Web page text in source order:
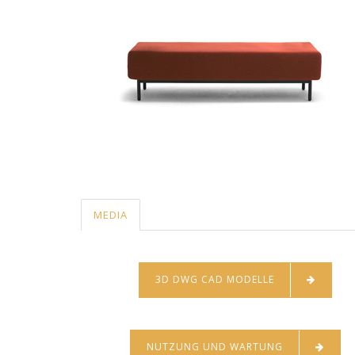
MEDIA
3D DWG CAD MODELLE
NUTZUNG UND WARTUNG